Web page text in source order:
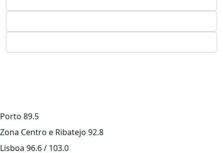
Porto 89.5
Zona Centro e Ribatejo 92.8
Lisboa 96.6 / 103.0